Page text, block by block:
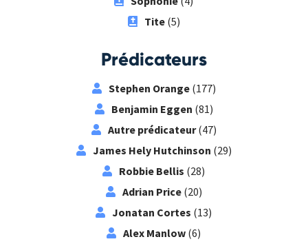
Tite(5)
Prédicateurs
Stephen Orange(177)
Benjamin Eggen (81)
Autre prédicateur(47)
James Hely Hutchinson (29)
Robbie Bellis (28)
Adrian Price(20)
Jonatan Cortes (13)
Alex Manlow (6)